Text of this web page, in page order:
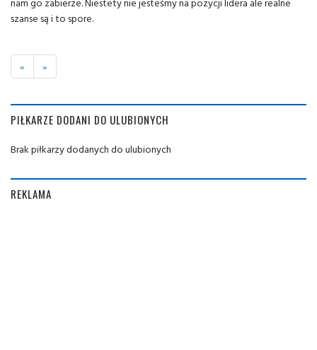
szanse są i to spore.
« »
PIŁKARZE DODANI DO ULUBIONYCH
Brak piłkarzy dodanych do ulubionych
REKLAMA